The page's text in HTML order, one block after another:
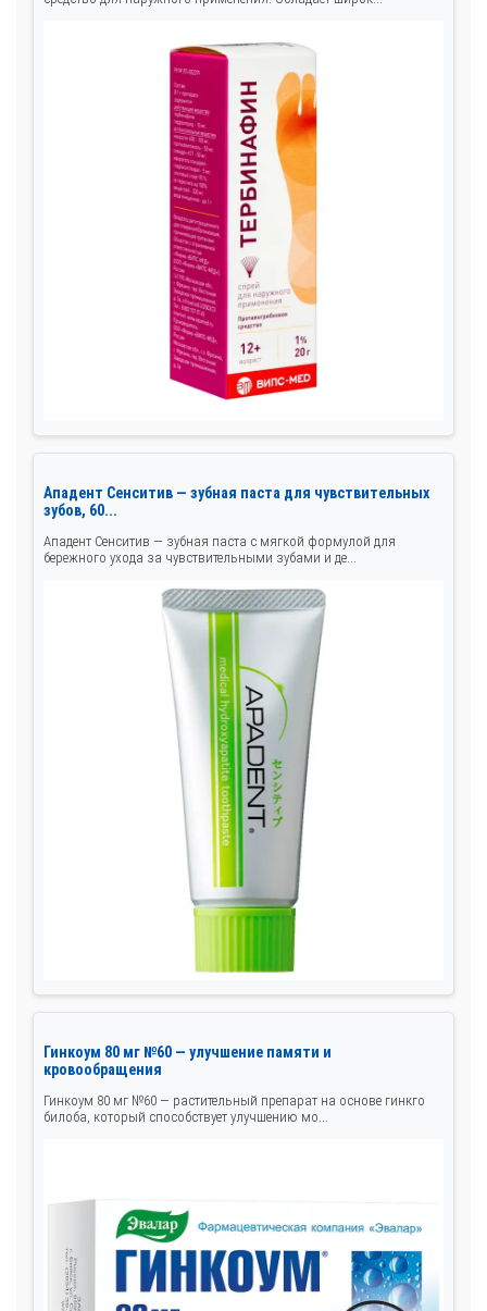
Ападент Сенситив — зубная паста для чувствительных
зубов, 60...
Ападент Сенситив — зубная паста с мягкой формулой для
бережного ухода за чувствительными зубами и де...
Гинкоум 80 мг №60 — улучшение памяти и
кровообращения
Гинкоум 80 мг №60 — растительный препарат на основе гинкго
билоба, который способствует улучшению мо...